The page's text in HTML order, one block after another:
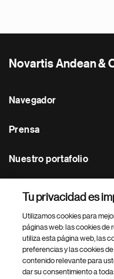
Novartis Andean &
Navegador
Prensa
Nuestro portafolio
Footer Site Search
Tu privacidad es
Utilizamos cookies para
páginas web: las cookies de
utiliza esta página web, las
preferencias y las cookies
contenido relevante para
dar su consentimiento a